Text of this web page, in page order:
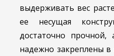
выдерживать вес
ее несущая
достаточно
надежно закреплены